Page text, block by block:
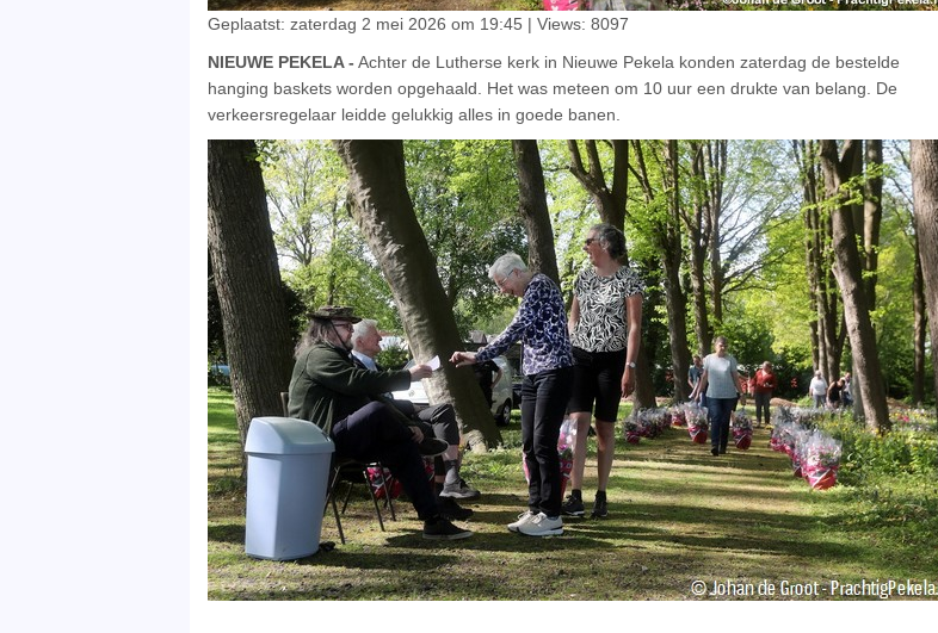
Geplaatst: zaterdag 2 mei 2026 om 19:45 | Views: 8097
NIEUWE PEKELA - Achter de Lutherse kerk in Nieuwe Pekela konden zaterdag de bestelde
hanging baskets worden opgehaald. Het was meteen om 10 uur een drukte van belang. De
verkeersregelaar leidde gelukkig alles in goede banen.